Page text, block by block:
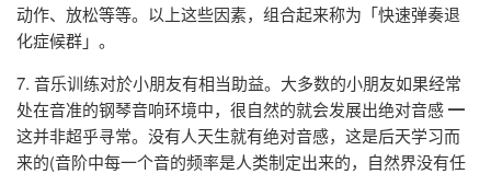
动作、放松等等。以上这些因素，组合起来称为「快速弹奏退
化症候群」。
7. 音乐训练对於小朋友有相当助益。大多数的小朋友如果经常
处在音准的钢琴音响环境中，很自然的就会发展出绝对音感 ━
这并非超乎寻常。没有人天生就有绝对音感，这是后天学习而
来的(音阶中每一个音的频率是人类制定出来的，自然界没有任